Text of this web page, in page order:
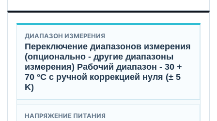
ДИАПАЗОН ИЗМЕРЕНИЯ
Переключение диапазонов измерения
(опционально - другие диапазоны
измерения) Рабочий диапазон - 30 +
70 °C с ручной коррекцией нуля (± 5
K)
НАПРЯЖЕНИЕ ПИТАНИЯ